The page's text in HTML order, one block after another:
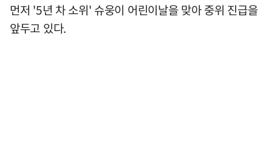
먼저 '5년 차 소위' 슈웅이 어린이날을 맞아 중위 진급을
앞두고 있다.